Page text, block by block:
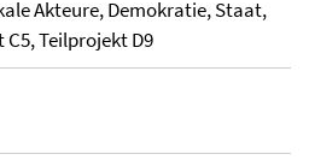
Akteure, Demokratie, Staat,
Teilprojekt D9